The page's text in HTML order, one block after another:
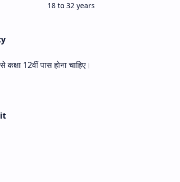
18 to 32 years
कक्षा 12वीं पास होना चाहिए।